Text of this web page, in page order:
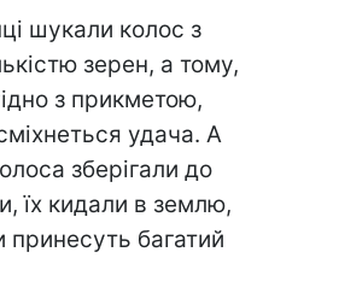
шукали колос з
зерен, а тому,
з прикметою,
удача. А
зберігали до
їх кидали в землю,
принесуть багатий